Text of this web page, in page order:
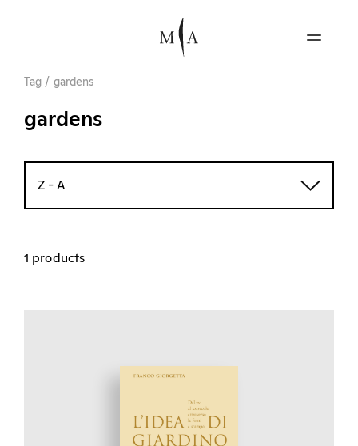
Tag / gardens
gardens
Z - A
1 products